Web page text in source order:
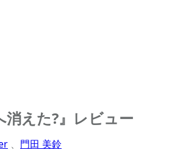
消えた?』レビュー
、 門田 美鈴